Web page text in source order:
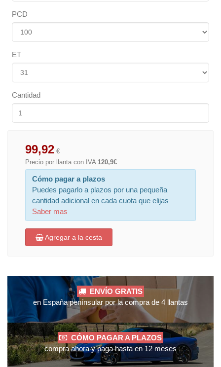
PCD
ET
Cantidad
99,92 €
Precio por llanta con IVA 120,9€
Cómo pagar a plazos
Puedes pagarlo a plazos por una pequeña
cantidad adicional en cada cuota que elijas
Saber mas
Agregar a la cesta
ENVÍO GRATIS
en España penínsular por la compra de 4 llantas
CÓMO PAGAR A PLAZOS
compra ahora y paga hasta en 12 meses